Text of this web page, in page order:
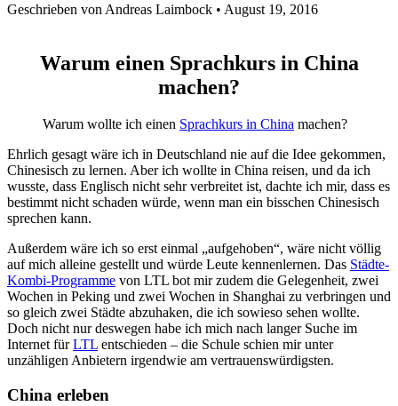
Geschrieben von Andreas Laimbock • August 19, 2016
Warum einen Sprachkurs in China
machen?
Warum wollte ich einen Sprachkurs in China machen?
Ehrlich gesagt wäre ich in Deutschland nie auf die Idee gekommen,
Chinesisch zu lernen. Aber ich wollte in China reisen, und da ich
wusste, dass Englisch nicht sehr verbreitet ist, dachte ich mir, dass es
bestimmt nicht schaden würde, wenn man ein bisschen Chinesisch
sprechen kann.
Außerdem wäre ich so erst einmal „aufgehoben“, wäre nicht völlig
auf mich alleine gestellt und würde Leute kennenlernen. Das Städte-
Kombi-Programme von LTL bot mir zudem die Gelegenheit, zwei
Wochen in Peking und zwei Wochen in Shanghai zu verbringen und
so gleich zwei Städte abzuhaken, die ich sowieso sehen wollte.
Doch nicht nur deswegen habe ich mich nach langer Suche im
Internet fürLTL entschieden – die Schule schien mir unter
unzähligen Anbietern irgendwie am vertrauenswürdigsten.
China erleben